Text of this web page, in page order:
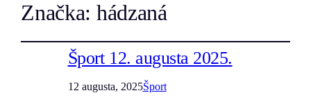
Značka: hádzaná
Šport 12. augusta 2025.
12 augusta, 2025Šport